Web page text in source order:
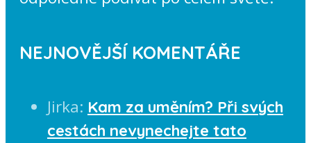
NEJNOVĚJŠÍ KOMENTÁŘE
Jirka: Kam za uměním? Při svých
cestách nevynechejte tato